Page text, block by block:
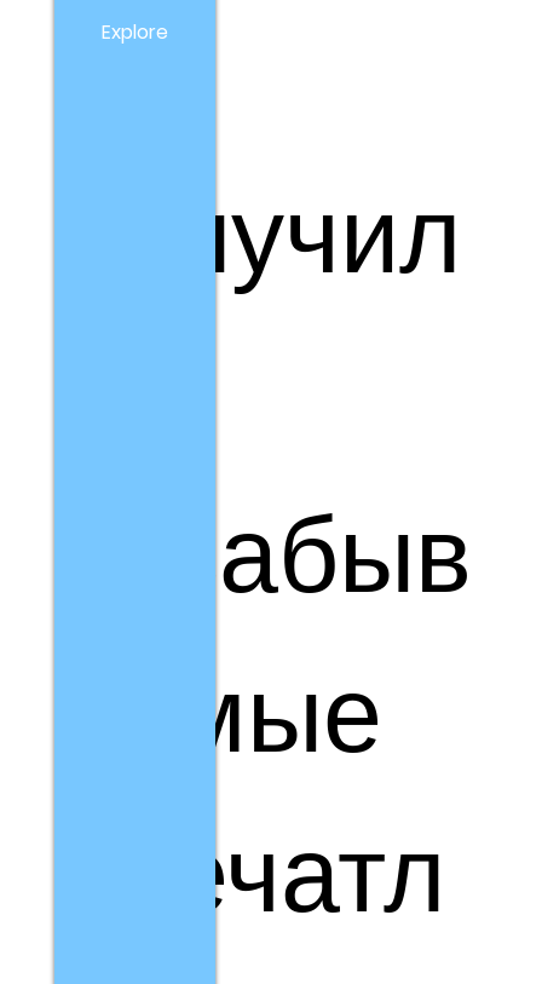
вы
получил
незабыв
аемые
впечатл
Explore